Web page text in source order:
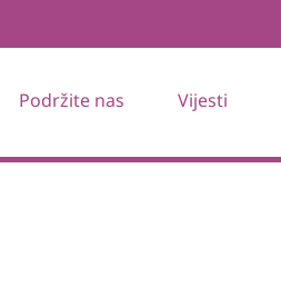
Podržite nas Vijesti